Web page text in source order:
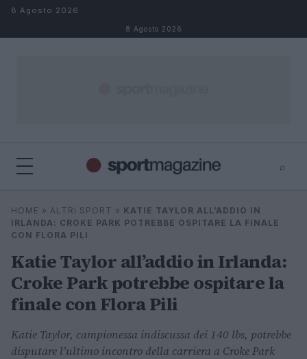
Salta al contenuto
8 Agosto 2026
8 Agosto 2026
⌕
Cerca
HOME » ALTRI SPORT » KATIE TAYLOR ALL’ADDIO IN
IRLANDA: CROKE PARK POTREBBE OSPITARE LA FINALE
CON FLORA PILI
Katie Taylor all’addio in Irlanda:
Croke Park potrebbe ospitare la
finale con Flora Pili
Katie Taylor, campionessa indiscussa dei 140 lbs, potrebbe
disputare l'ultimo incontro della carriera a Croke Park